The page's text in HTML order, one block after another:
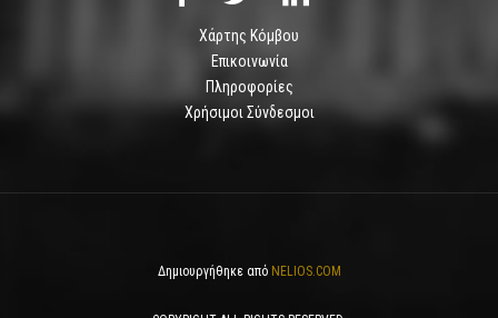
Χάρτης Κόμβου
Επικοινωνία
Πληροφορίες
Χρήσιμοι Σύνδεσμοι
Δημιουργήθηκε από NELIOS.COM